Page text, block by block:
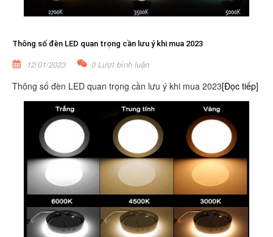
Thông số đèn LED quan trọng cần lưu ý khi mua 2023
12/01/2023 0 Lượt bình luận
Thông số đèn LED quan trọng cần lưu ý khi mua 2023[Đọc tiếp]